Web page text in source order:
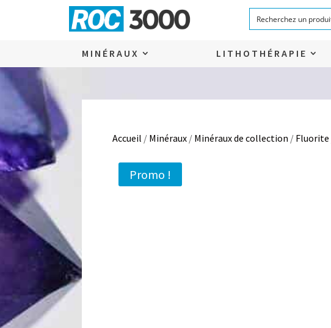
MINÉRAUX LITHOTHÉRAPIE
Accueil / Minéraux / Minéraux de collection / Fluorite
Promo !